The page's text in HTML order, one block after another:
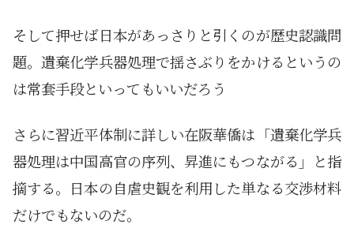
そして押せば日本があっさりと引くのが歴史認識問
題。遺棄化学兵器処理で揺さぶりをかけるというの
は常套手段といってもいいだろう
さらに習近平体制に詳しい在阪華僑は「遺棄化学兵
器処理は中国高官の序列、昇進にもつながる」と指
摘する。日本の自虐史観を利用した単なる交渉材料
だけでもないのだ。